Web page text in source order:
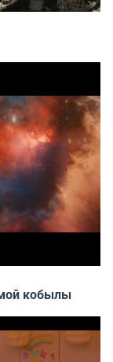
кобылы